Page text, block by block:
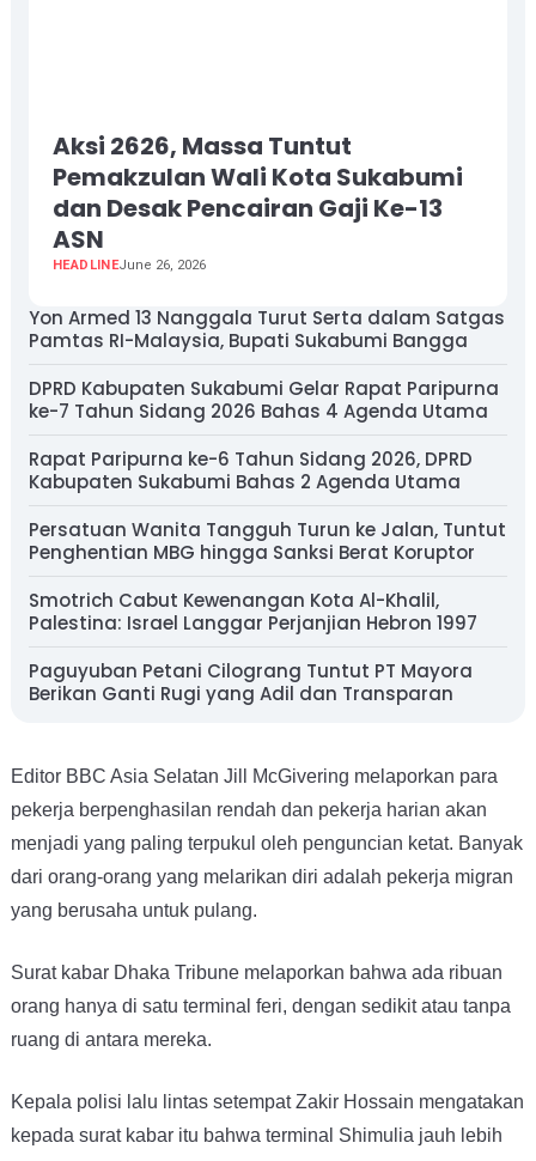
Aksi 2626, Massa Tuntut
Pemakzulan Wali Kota Sukabumi
dan Desak Pencairan Gaji Ke-13
ASN
HEADLINEJune 26, 2026
Yon Armed 13 Nanggala Turut Serta dalam Satgas
Pamtas RI-Malaysia, Bupati Sukabumi Bangga
DPRD Kabupaten Sukabumi Gelar Rapat Paripurna
ke-7 Tahun Sidang 2026 Bahas 4 Agenda Utama
Rapat Paripurna ke-6 Tahun Sidang 2026, DPRD
Kabupaten Sukabumi Bahas 2 Agenda Utama
Persatuan Wanita Tangguh Turun ke Jalan, Tuntut
Penghentian MBG hingga Sanksi Berat Koruptor
Smotrich Cabut Kewenangan Kota Al-Khalil,
Palestina: Israel Langgar Perjanjian Hebron 1997
Paguyuban Petani Cilograng Tuntut PT Mayora
Berikan Ganti Rugi yang Adil dan Transparan
Editor BBC Asia Selatan Jill McGivering melaporkan para
pekerja berpenghasilan rendah dan pekerja harian akan
menjadi yang paling terpukul oleh penguncian ketat. Banyak
dari orang-orang yang melarikan diri adalah pekerja migran
yang berusaha untuk pulang.
Surat kabar Dhaka Tribune melaporkan bahwa ada ribuan
orang hanya di satu terminal feri, dengan sedikit atau tanpa
ruang di antara mereka.
Kepala polisi lalu lintas setempat Zakir Hossain mengatakan
kepada surat kabar itu bahwa terminal Shimulia jauh lebih